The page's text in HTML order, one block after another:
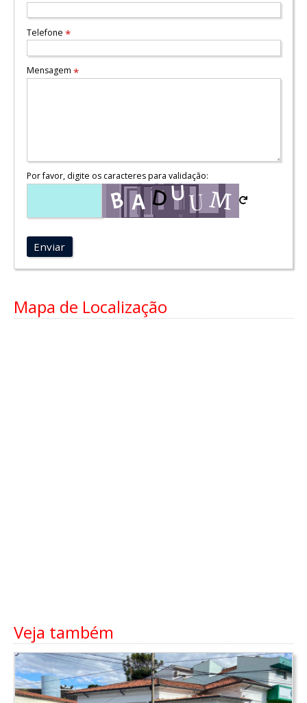
Telefone *
Mensagem *
Por favor, digite os caracteres para validação:
Enviar
Mapa de Localização
Veja também